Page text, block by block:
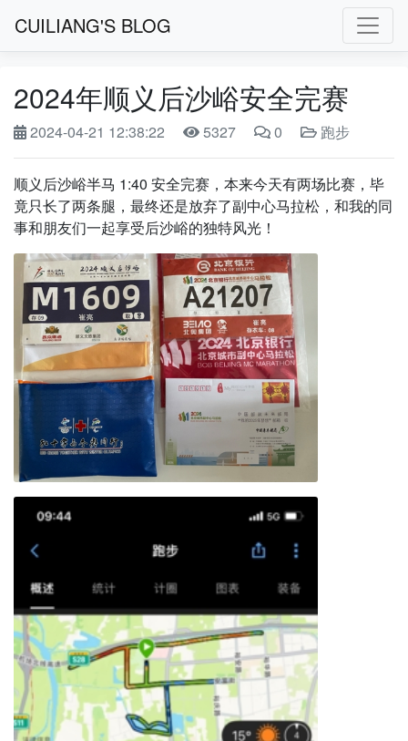
CUILIANG'S BLOG
2024年顺义后沙峪安全完赛
2024-04-21 12:38:22 5327 0 跑步
顺义后沙峪半马 1:40 安全完赛，本来今天有两场比赛，毕
竟只长了两条腿，最终还是放弃了副中心马拉松，和我的同
事和朋友们一起享受后沙峪的独特风光！